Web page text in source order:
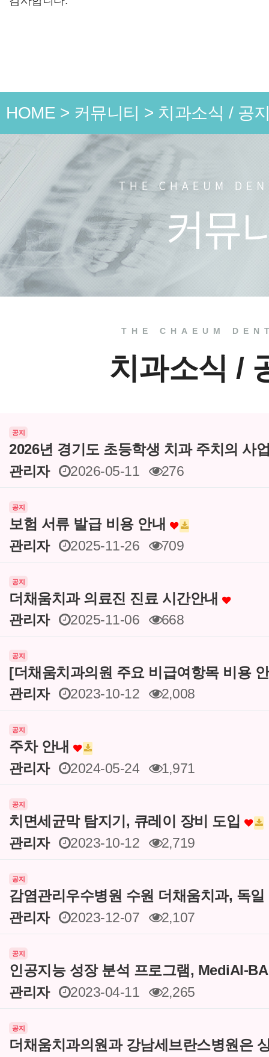
HOME > 커뮤니티 > 치과소식 / 공
치료 전
THE CHAEUM
치과소식 /
공지
2026년 경기도 초등학생 치과 주치의 사
관리자
2026-05-11 276
공지
보험 서류 발급 비용 안내
관리자
2025-11-26 709
공지
더채움치과 의료진 진료 시간안내
관리자
2025-11-06 668
공지
[더채움치과의원 주요 비급여항목 비용
관리자
2023-10-12 2,008
공지
주차 안내
관리자
2024-05-24 1,971
공지
치면세균막 탐지기, 큐레이 장비 도입
관리자
2023-10-12 2,719
공지
감염관리우수병원 수원 더채움치과, 독
관리자
2023-12-07 2,107
공지
인공지능 성장 분석 프로그램, MediAI-
관리자
2023-04-11 2,265
공지
더채움치과의원과 강남세브란스병원은